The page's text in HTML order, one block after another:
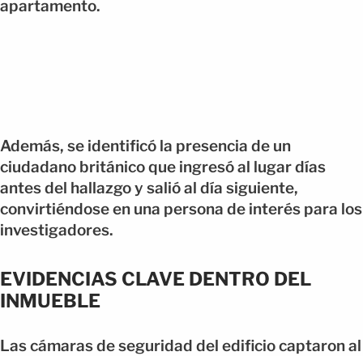
apartamento.
Además, se identificó la presencia de un
ciudadano británico que ingresó al lugar días
antes del hallazgo y salió al día siguiente,
convirtiéndose en una persona de interés para los
investigadores.
EVIDENCIAS CLAVE DENTRO DEL
INMUEBLE
Las cámaras de seguridad del edificio captaron al